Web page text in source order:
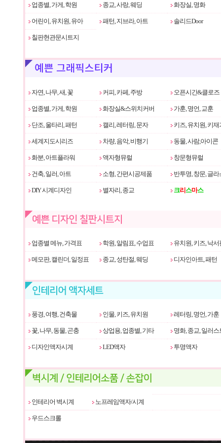
업종별, 가게, 학원 종교, 사랑, 웨딩 화장실, 명화
어린이, 유치원, 유아 패턴, 지브라, 아트 솔리드Door
칠판현관문시트지
자연, 나무, 새, 꽃 커피, 카페, 주방 오픈시간&클로즈
업종별, 가게, 학원 화장실&스위치커버 가훈, 명언, 교훈
단조, 울타리, 패턴 캘리, 레터링, 문자 키즈, 유치원, 키재
세계지도시리즈 차량, 음악, 비행기 동물, 사람,아이콘
화분, 아트플라워 액자형뮤럴 창문형뮤럴
건축, 일러, 아트 소형, 간편시공제품 반투명, 창문, 글라
DIY 시계디자인 별자리, 종교 크리 스마스
업종별 메뉴, 가격표 학원, 알림표, 수업표 유치원, 키즈, 낙서
메모판, 캘린더, 일정표 종교, 성탄절, 웨딩 디자인아트, 패턴
풍경, 여행, 건축물 인물, 키즈, 유치원 레터링, 명언, 가훈
꽃, 나무, 동물, 곤충 상업용, 업종별, 기타 명화, 종교, 일러스
디자인액자시계 LED액자 투명액자
인테리어 벽시계 노프레임액자/시계
우드스크롤